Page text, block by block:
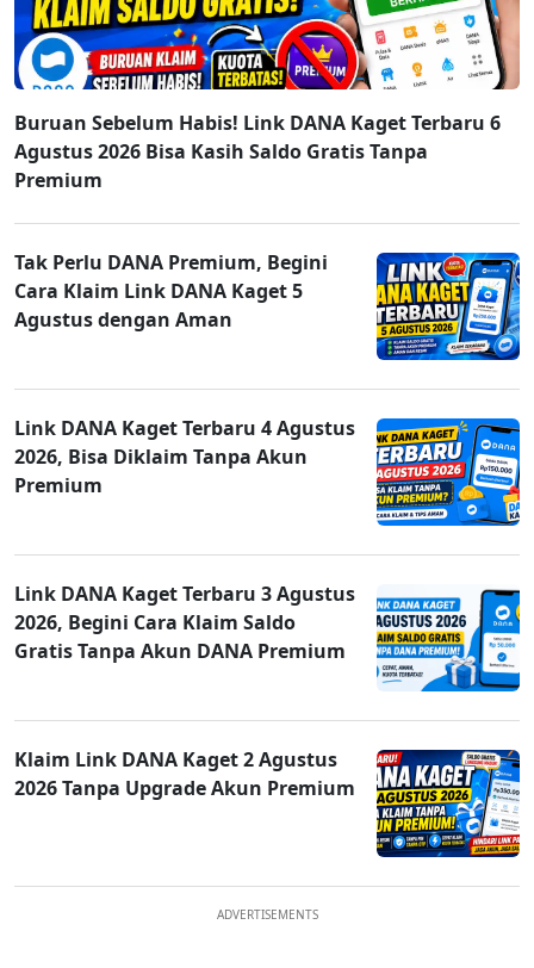
Buruan Sebelum Habis! Link DANA Kaget Terbaru 6
Agustus 2026 Bisa Kasih Saldo Gratis Tanpa
Premium
Tak Perlu DANA Premium, Begini
Cara Klaim Link DANA Kaget 5
Agustus dengan Aman
Link DANA Kaget Terbaru 4 Agustus
2026, Bisa Diklaim Tanpa Akun
Premium
Link DANA Kaget Terbaru 3 Agustus
2026, Begini Cara Klaim Saldo
Gratis Tanpa Akun DANA Premium
Klaim Link DANA Kaget 2 Agustus
2026 Tanpa Upgrade Akun Premium
ADVERTISEMENTS